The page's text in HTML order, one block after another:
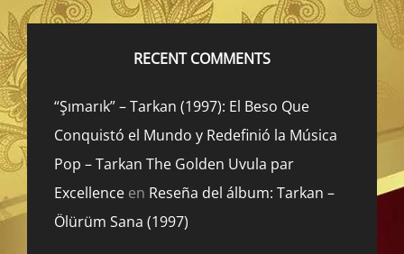
RECENT COMMENTS
“Şımarık” – Tarkan (1997): El Beso Que
Conquistó el Mundo y Redefinió la Música
Pop – Tarkan The Golden Uvula par
Excellence en Reseña del álbum: Tarkan –
Ölürüm Sana (1997)